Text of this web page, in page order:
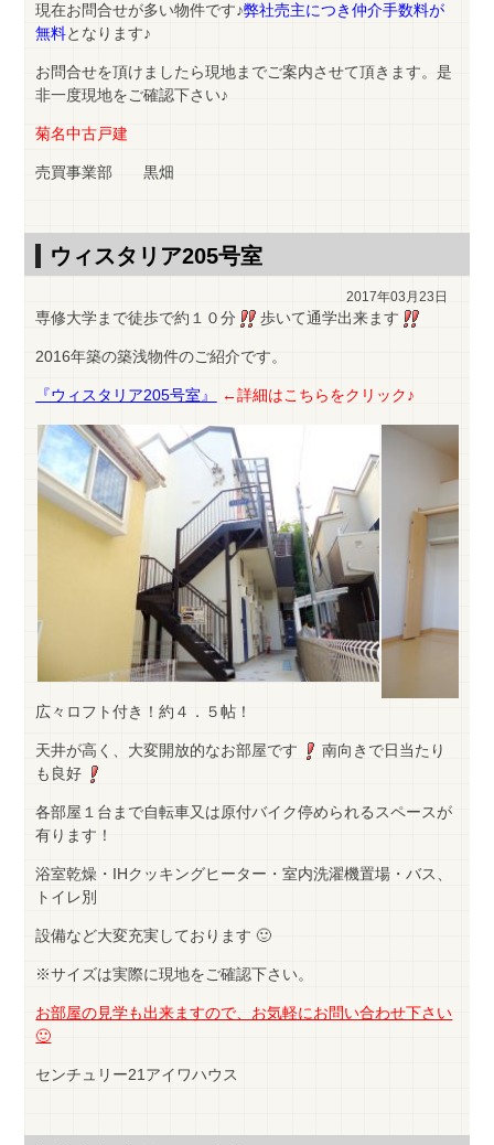
現在お問合せが多い物件です♪弊社売主につき仲介手数料が
無料となります♪
お問合せを頂けましたら現地までご案内させて頂きます。是
非一度現地をご確認下さい♪
菊名中古戸建
売買事業部 黒畑
ウィスタリア205号室
2017年03月23日
専修大学まで徒歩で約１０分 歩いて通学出来ます
2016年築の築浅物件のご紹介です。
『ウィスタリア205号室』 ←詳細はこちらをクリック♪
広々ロフト付き！約４．５帖！
天井が高く、大変開放的なお部屋です
南向きで日当たり
も良好
各部屋１台まで自転車又は原付バイク停められるスペースが
有ります！
浴室乾燥・IHクッキングヒーター・室内洗濯機置場・バス、
トイレ別
設備など大変充実しております 🙂
※サイズは実際に現地をご確認下さい。
お部屋の見学も出来ますので、お気軽にお問い合わせ下さい
🙂
センチュリー21アイワハウス